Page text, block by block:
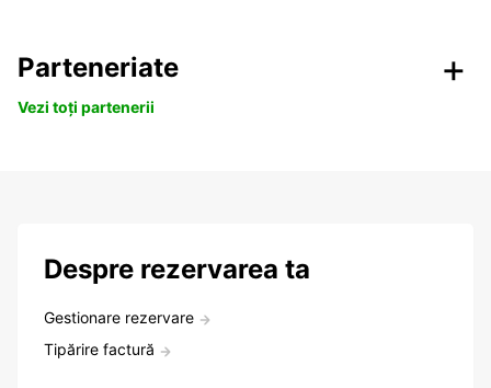
Parteneriate
Vezi toți partenerii
Despre rezervarea ta
Gestionare rezervare
Tipărire factură